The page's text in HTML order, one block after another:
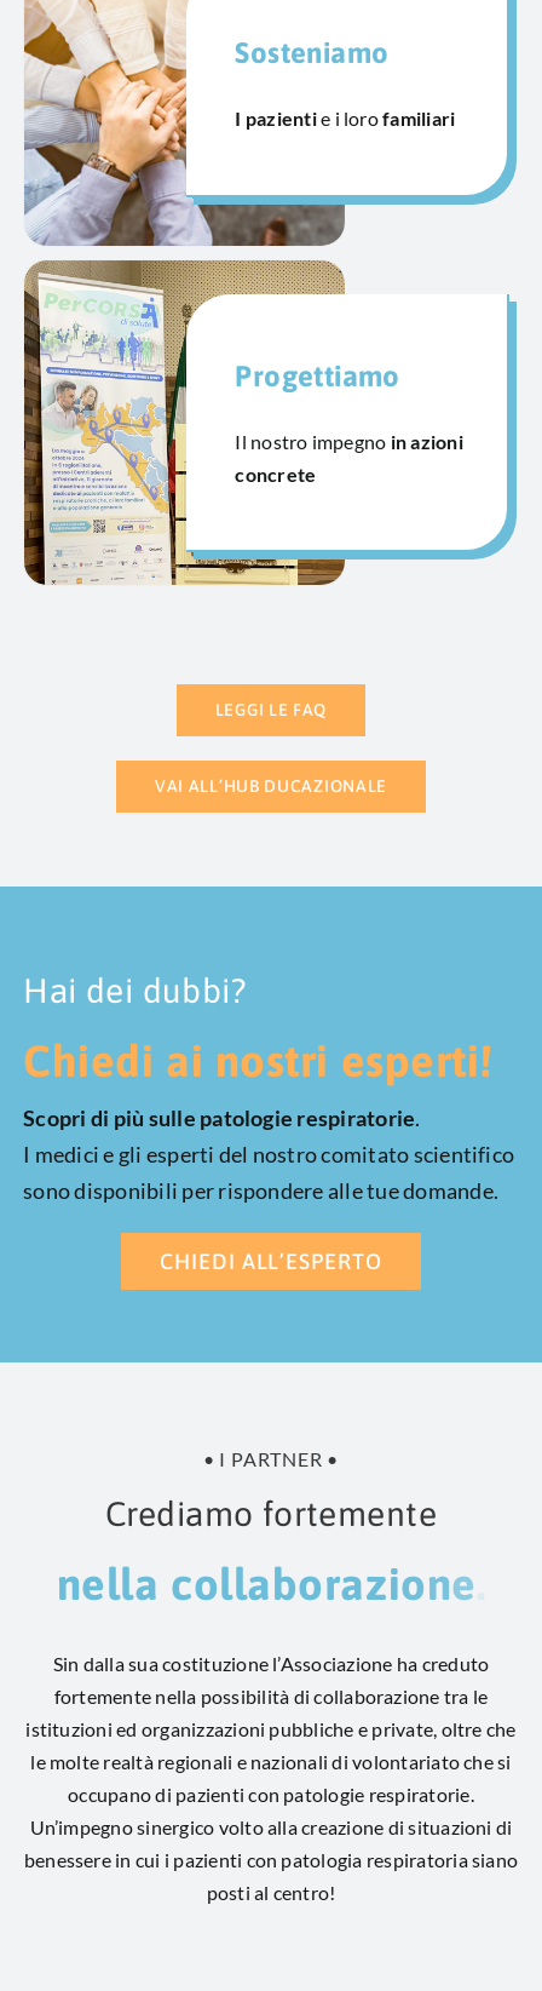
Sosteniamo
I pazientie i lorofamiliari
Progettiamo
Il nostro impegno in azioni
concrete
LEGGI LE FAQ
VAI ALL’HUB DUCAZIONALE
Hai dei dubbi?
Chiedi ai nostri esperti!
Scopri di più sulle patologie respiratorie.
I medici e gli esperti del nostro comitato scientifico
sono disponibili per rispondere alle tue domande.
CHIEDI ALL’ESPERTO
• I PARTNER •
Crediamo fortemente
Sin dalla sua costituzione l’Associazione ha creduto
fortemente nella possibilità di collaborazione tra le
istituzioni ed organizzazioni pubbliche e private, oltre che
le molte realtà regionali e nazionali di volontariato che si
occupano di pazienti con patologie respiratorie.
Un’impegno sinergico volto alla creazione di situazioni di
benessere in cui i pazienti con patologia respiratoria siano
posti al centro!